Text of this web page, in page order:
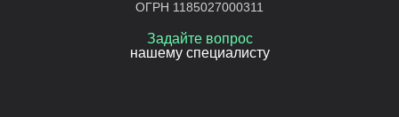
ОГРН 1185027000311
Задайте вопрос
нашему специалисту